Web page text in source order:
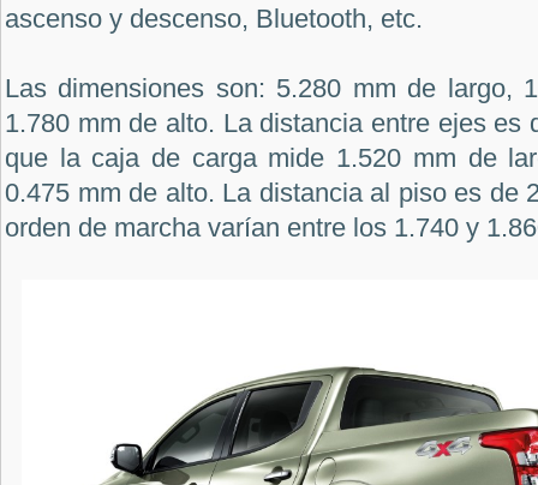
ascenso y descenso, Bluetooth, etc.
Las dimensiones son: 5.280 mm de largo,
1.780 mm de alto. La distancia entre ejes es
que la caja de carga mide 1.520 mm de
0.475 mm de alto. La distancia al piso es de
orden de marcha varían entre los 1.740 y